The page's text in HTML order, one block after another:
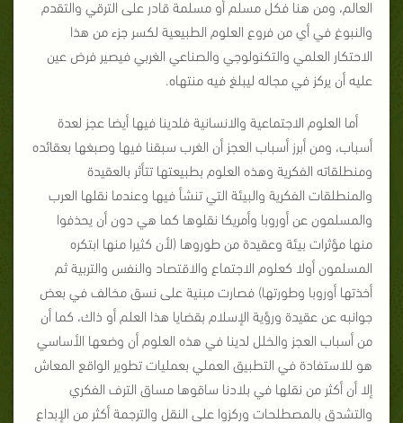
العالم، ومن هنا فكل مسلم أو مسلمة قادر على الترقي والتقدم
والنبوغ في أي من فروع العلوم الطبيعية لكسر جزء من هذا
الاحتكار العلمي والتكنولوجي والصناعي الغربي فيصير فرض عين
عليه أن يركز في مجاله ليبلغ فيه منتهاه.
أما العلوم الاجتماعية والانسانية فلدينا فيها أيضا عجز لعدة
أسباب، ومن أبرز أسباب العجز أن الغرب سبقنا فيها وصبغها بعقائده
ومنطلقاته الفكرية وهذه العلوم بطبيعتها تتأثر بالعقيدة
والمنطلقات الفكرية والبيئة التي تنشأ فيها وعندما نقلها العرب
والمسلمون عن أوروبا وأمريكا نقلوها كما هي دون أن يحذفوا
منها مؤثرات بيئة وعقيدة من طوروها (لأن كثيرا منها ابتكره
المسلمون أولا كعلوم الاجتماع والاقتصاد والنفس والتربية ثم
أخذتها أوروبا وطورتها) فصارت مبنية على نسق مخالف في بعض
جوانبه عن عقيدة ورؤية الإسلام بقضايا هذا العلم أو ذاك، كما أن
من أسباب العجز والخلل لدينا في هذه العلوم أن وضعها الأساسي
هو للاستفادة في التطبيق العملي بعمليات تطوير الواقع المعاش
إلا أن أكثر من نقلها في بلادنا ساقوها مساق الترف الفكري
والتشدق بالمصطلحات وركزوا على النقل والترجمة أكثر من الإبداع